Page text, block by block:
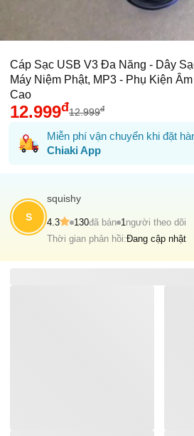
Cáp Sạc USB V3 Đa Năng - Dây
Máy Niệm Phật, MP3 - Phụ Kiện
Cao
12.999đ12.999đ
Miễn phí vận chuyển khi đặt
Chiaki App
S
squishy
4.3 130đã bán 1 người theo dõi
Thời gian phản hồi:Đang cập nhật